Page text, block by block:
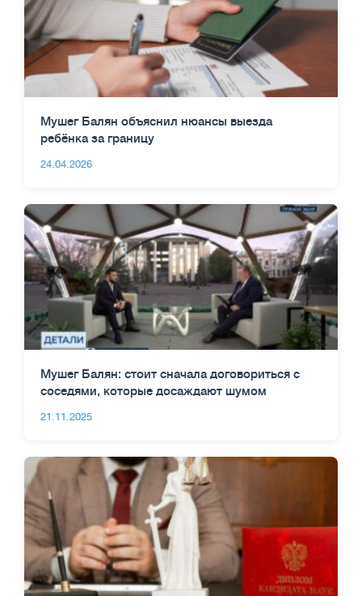
Мушег Балян объяснил нюансы выезда
ребёнка за границу
24.04.2026
Мушег Балян: стоит сначала договориться с
соседями, которые досаждают шумом
21.11.2025